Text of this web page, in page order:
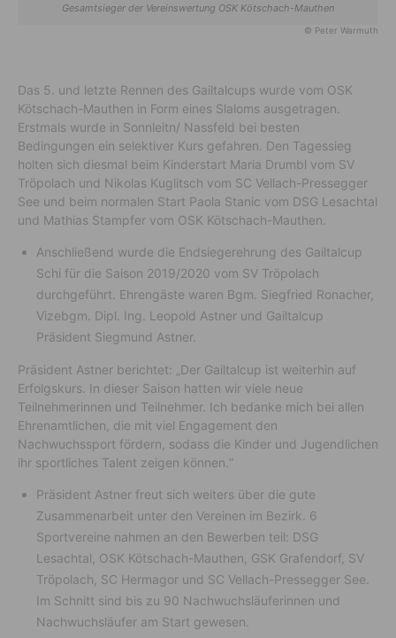
Gesamtsieger der Vereinswertung OSK Kötschach-Mauthen
© Peter Warmuth
Das 5. und letzte Rennen des Gailtalcups wurde vom OSK
Kötschach-Mauthen in Form eines Slaloms ausgetragen.
Erstmals wurde in Sonnleitn/ Nassfeld bei besten
Bedingungen ein selektiver Kurs gefahren. Den Tagessieg
holten sich diesmal beim Kinderstart Maria Drumbl vom SV
Tröpolach und Nikolas Kuglitsch vom SC Vellach-Pressegger
See und beim normalen Start Paola Stanic vom DSG Lesachtal
und Mathias Stampfer vom OSK Kötschach-Mauthen.
Anschließend wurde die Endsiegerehrung des Gailtalcup
Schi für die Saison 2019/2020 vom SV Tröpolach
durchgeführt. Ehrengäste waren Bgm. Siegfried Ronacher,
Vizebgm. Dipl. Ing. Leopold Astner und Gailtalcup
Präsident Siegmund Astner.
Präsident Astner berichtet: „Der Gailtalcup ist weiterhin auf
Erfolgskurs. In dieser Saison hatten wir viele neue
Teilnehmerinnen und Teilnehmer. Ich bedanke mich bei allen
Ehrenamtlichen, die mit viel Engagement den
Nachwuchssport fördern, sodass die Kinder und Jugendlichen
ihr sportliches Talent zeigen können.“
Präsident Astner freut sich weiters über die gute
Zusammenarbeit unter den Vereinen im Bezirk. 6
Sportvereine nahmen an den Bewerben teil: DSG
Lesachtal, OSK Kötschach-Mauthen, GSK Grafendorf, SV
Tröpolach, SC Hermagor und SC Vellach-Pressegger See.
Im Schnitt sind bis zu 90 Nachwuchsläuferinnen und
Nachwuchsläufer am Start gewesen.